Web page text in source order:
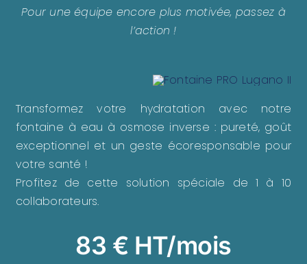
Pour une équipe encore plus motivée, passez à
l’action !
Transformez votre hydratation avec notre
fontaine à eau à osmose inverse : pureté, goût
exceptionnel et un geste écoresponsable pour
votre santé !
Profitez de cette solution spéciale de 1 à 10
collaborateurs.
83 € HT/mois